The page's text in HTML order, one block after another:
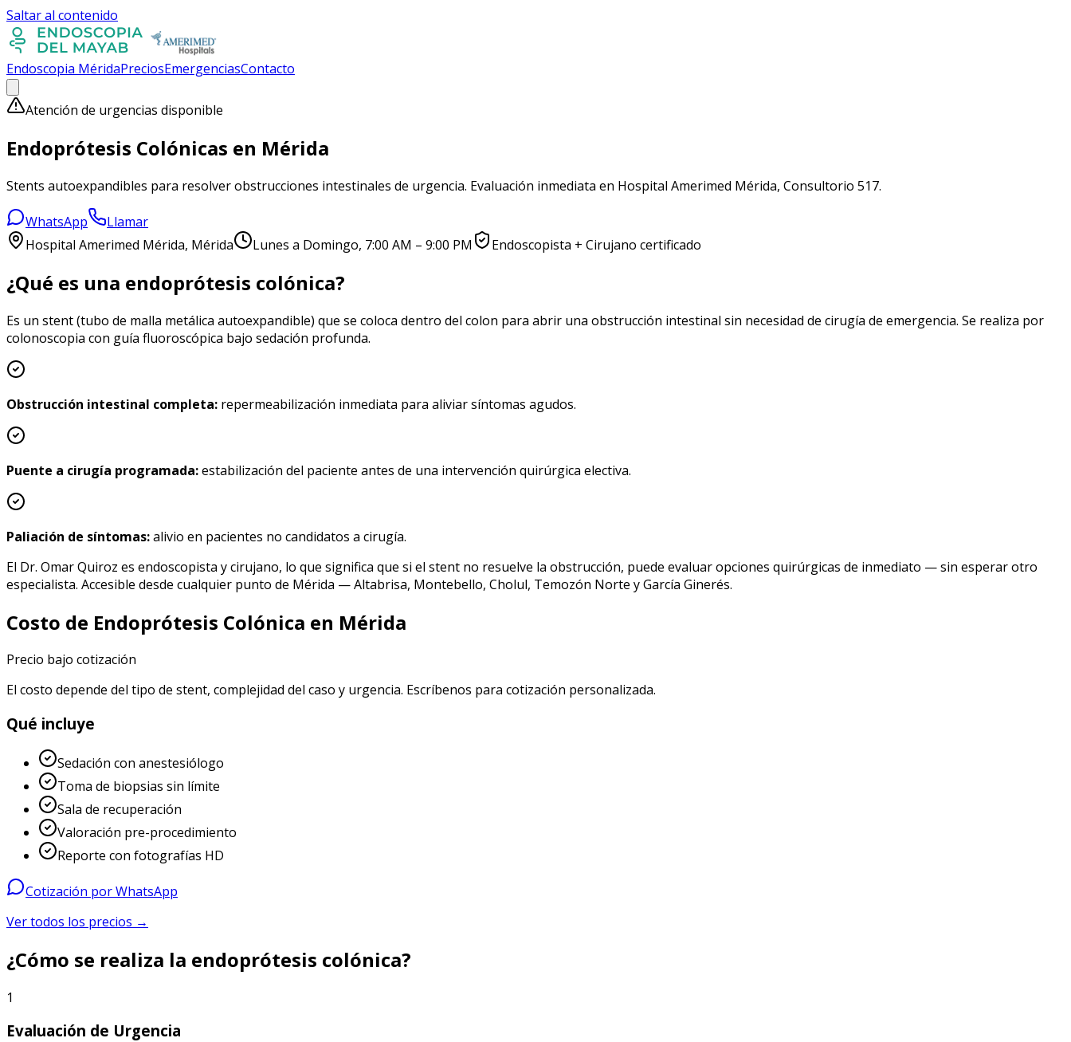
Saltar al contenido
Endoscopia MéridaPreciosEmergenciasContacto
Atención de urgencias disponible
Endoprótesis Colónicas en Mérida
Stents autoexpandibles para resolver obstrucciones intestinales de urgencia. Evaluación inmediata en Hospital Amerimed Mérida, Consultorio 517.
WhatsApp
Llamar
Hospital Amerimed Mérida, Mérida Lunes a Domingo, 7:00 AM – 9:00 PM Endoscopista + Cirujano certificado
¿Qué es una endoprótesis colónica?
Es un stent (tubo de malla metálica autoexpandible) que se coloca dentro del colon para abrir una obstrucción intestinal sin necesidad de cirugía de emergencia. Se realiza por
colonoscopia con guía fluoroscópica bajo sedación profunda.
Obstrucción intestinal completa: repermeabilización inmediata para aliviar síntomas agudos.
Puente a cirugía programada:estabilización del paciente antes de una intervención quirúrgica electiva.
Paliación de síntomas:alivio en pacientes no candidatos a cirugía.
El Dr. Omar Quiroz es endoscopista y cirujano, lo que significa que si el stent no resuelve la obstrucción, puede evaluar opciones quirúrgicas de inmediato — sin esperar otro
especialista. Accesible desde cualquier punto de Mérida — Altabrisa, Montebello, Cholul, Temozón Norte y García Ginerés.
Costo de Endoprótesis Colónica en Mérida
Precio bajo cotización
El costo depende del tipo de stent, complejidad del caso y urgencia. Escríbenos para cotización personalizada.
Qué incluye
Sedación con anestesiólogo
Toma de biopsias sin límite
Sala de recuperación
Valoración pre-procedimiento
Reporte con fotografías HD
Cotización por WhatsApp
Ver todos los precios →
¿Cómo se realiza la endoprótesis colónica?
1
Evaluación de Urgencia